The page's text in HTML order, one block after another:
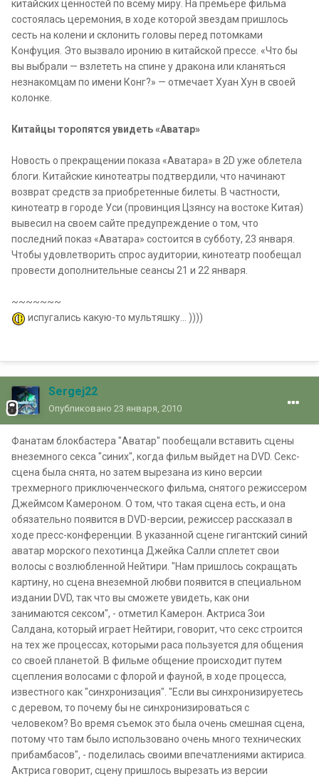
китайских ценностей по всему миру. На премьере фильма
состоялась церемония, в ходе которой звездам пришлось
сесть на колени и склонить головы перед потомками
Конфуция. Это вызвало иронию в китайской прессе. «Что бы
вы выбрали — взлететь на спине у дракона или кланяться
незнакомцам по имени Конг?» — отмечает Хуан Хун в своей
колонке.
Китайцы торопятся увидеть «Аватар»
Новость о прекращении показа «Аватара» в 2D уже облетела
блоги. Китайские кинотеатры подтвердили, что начинают
возврат средств за приобретенные билеты. В частности,
кинотеатр в городе Уси (провинция Цзянсу на востоке Китая)
вывесил на своем сайте предупреждение о том, что
последний показ «Аватара» состоится в субботу, 23 января.
Чтобы удовлетворить спрос аудитории, кинотеатр пообещал
провести дополнительные сеансы 21 и 22 января.
~~~~~~~
испугались какую-то мультяшку... ))))
Sergej22
Опубликовано 23 января, 2010
Фанатам блокбастера "Аватар" пообещали вставить сцены
внеземного секса "синих", когда фильм выйдет на DVD. Секс-
сцена была снята, но затем вырезана из кино версии
трехмерного приключенческого фильма, снятого режиссером
Джеймсом Камероном. О том, что такая сцена есть, и она
обязательно появится в DVD-версии, режиссер рассказал в
ходе пресс-конференции. В указанной сцене гигантский синий
аватар морского пехотинца Джейка Салли сплетет свои
волосы с возлюбленной Нейтири. "Нам пришлось сокращать
картину, но сцена внеземной любви появится в специальном
издании DVD, так что вы сможете увидеть, как они
занимаются сексом", - отметил Камерон. Актриса Зои
Салдана, который играет Нейтири, говорит, что секс строится
на тех же процессах, которыми раса пользуется для общения
со своей планетой. В фильме общение происходит путем
сцепления волосами с флорой и фауной, в ходе процесса,
известного как "синхронизация". "Если вы синхронизируетесь
с деревом, то почему бы не синхронизироваться с
человеком? Во время съемок это была очень смешная сцена,
потому что там было использовано очень много технических
прибамбасов", - поделилась своими впечатлениями актириса.
Актриса говорит, сцену пришлось вырезать из версии